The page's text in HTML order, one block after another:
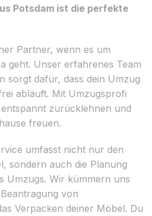
Potsdam ist die perfekte
Partner, wenn es um
geht. Unser erfahrenes Team
sorgt dafür, dass dein Umzug
abläuft. Mit Umzugsprofi
zurücklehnen und
freuen.
umfasst nicht nur den
sondern auch die Planung
Umzugs. Wir kümmern uns
von
Verpacken deiner Möbel. Du